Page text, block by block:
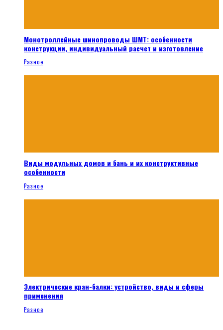
Монотроллейные шинопроводы ШМТ: особенности
конструкции, индивидуальный расчет и изготовление
Разное
Виды модульных домов и бань и их конструктивные
особенности
Разное
Электрические кран-балки: устройство, виды и сферы
применения
Разное